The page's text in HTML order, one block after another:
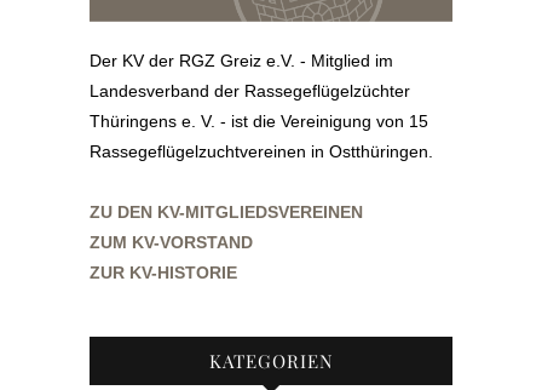
Der KV der RGZ Greiz e.V. - Mitglied im
Landesverband der Rassegeflügelzüchter
Thüringens e. V. - ist die Vereinigung von 15
Rassegeflügelzuchtvereinen in Ostthüringen.
ZU DEN KV-MITGLIEDSVEREINEN
ZUM KV-VORSTAND
ZUR KV-HISTORIE
KATEGORIEN